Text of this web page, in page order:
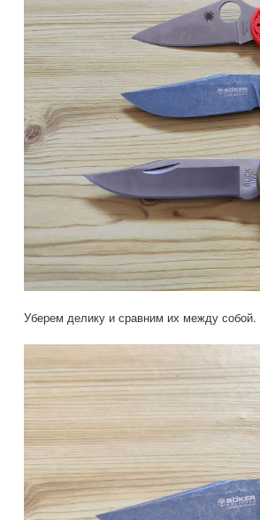
Уберем делику и сравним их между собой.